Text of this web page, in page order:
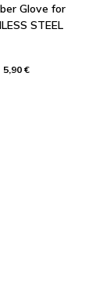
Glove for
STEEL
5,90 €